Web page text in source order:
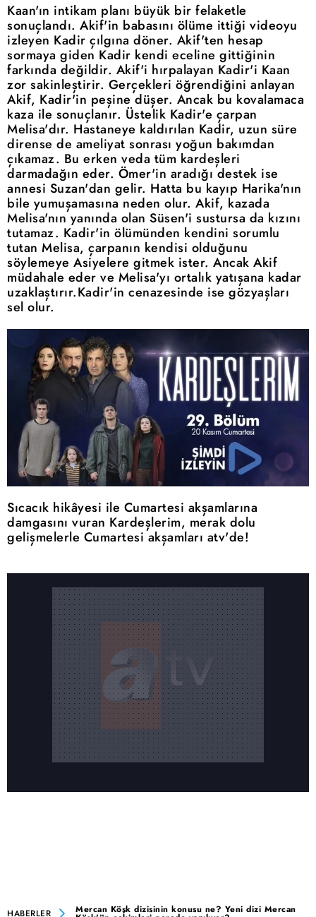
Kaan'ın intikam planı büyük bir felaketle
sonuçlandı. Akif'in babasını ölüme ittiği videoyu
izleyen Kadir çılgına döner. Akif'ten hesap
sormaya giden Kadir kendi eceline gittiğinin
farkında değildir. Akif'i hırpalayan Kadir'i Kaan
zor sakinleştirir. Gerçekleri öğrendiğini anlayan
Akif, Kadir'in peşine düşer. Ancak bu kovalamaca
kaza ile sonuçlanır. Üstelik Kadir'e çarpan
Melisa'dır. Hastaneye kaldırılan Kadir, uzun süre
dirense de ameliyat sonrası yoğun bakımdan
çıkamaz. Bu erken veda tüm kardeşleri
darmadağın eder. Ömer'in aradığı destek ise
annesi Suzan'dan gelir. Hatta bu kayıp Harika'nın
bile yumuşamasına neden olur. Akif, kazada
Melisa'nın yanında olan Süsen'i sustursa da kızını
tutamaz. Kadir'in ölümünden kendini sorumlu
tutan Melisa, çarpanın kendisi olduğunu
söylemeye Asiyelere gitmek ister. Ancak Akif
müdahale eder ve Melisa'yı ortalık yatışana kadar
uzaklaştırır.Kadir'in cenazesinde ise gözyaşları
sel olur.
Sıcacık hikâyesi ile Cumartesi akşamlarına
damgasını vuran Kardeşlerim, merak dolu
gelişmelerle Cumartesi akşamları atv'de!
HABERLER Mercan Köşk dizisinin konusu ne? Yeni dizi Mercan